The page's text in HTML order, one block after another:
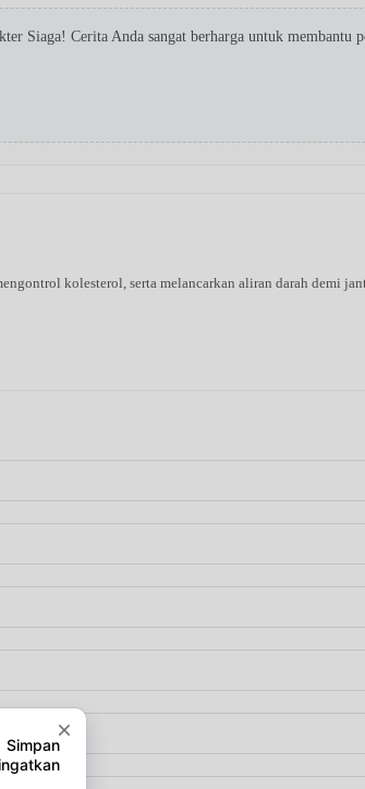
Siaga! Cerita Anda sangat berharga untuk membantu
kolesterol, serta melancarkan aliran darah demi